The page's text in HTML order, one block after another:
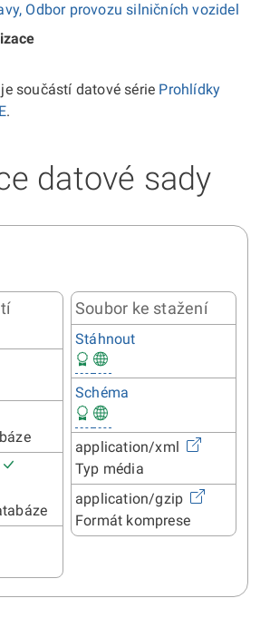
Odbor provozu silničních vozidel
součástí datové série Prohlídky
.
datové sady
Soubor ke stažení
Stáhnout
Schéma
application/xml
Typ média
application/gzip
Formát komprese